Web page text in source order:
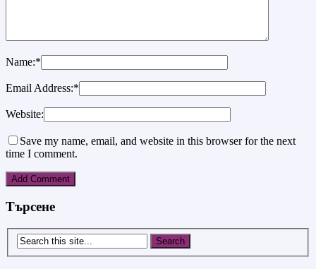
Name:*
Email Address:*
Website:
Save my name, email, and website in this browser for the next
time I comment.
Търсене